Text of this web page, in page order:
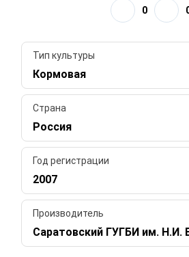
0
Тип культуры
Кормовая
Страна
Россия
Год регистрации
2007
Производитель
Саратовский ГУГБИ им. Н.И.